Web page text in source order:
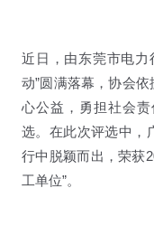
近日，由东莞市电力
动”圆满落幕，协会
心公益，勇担社会
选。在此次评选中，
行中脱颖而出，荣获
工单位”。